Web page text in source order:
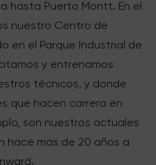
hasta Puerto Montt. En el
nuestro Centro de
en el Parque Industrial de
y entrenamos
técnicos, y donde
que hacen carrera en
son nuestros actuales
hace mas de 20 años a